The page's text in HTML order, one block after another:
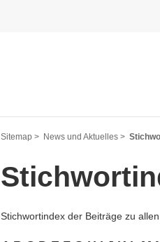
Sitemap > News und Aktuelles >
Stichwortindex der Beiträge zu